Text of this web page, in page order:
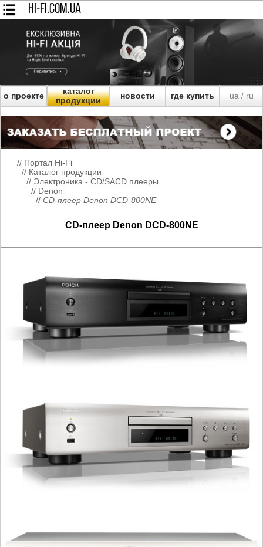
HI-FI.COM.UA
о проекте
каталог
продукции
новости где купить ua/ ru
// Портал Hi-Fi
// Каталог продукции
// Электроника - CD/SACD плееры
// Denon
// CD-плеер Denon DCD-800NE
CD-плеер Denon DCD-800NE